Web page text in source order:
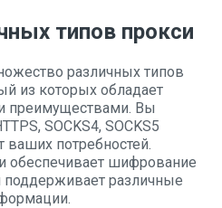
типов прокси
различных типов
из которых обладает
преимуществами. Вы
SOCKS4, SOCKS5
ваших потребностей.
обеспечивает шифрование
поддерживает различные